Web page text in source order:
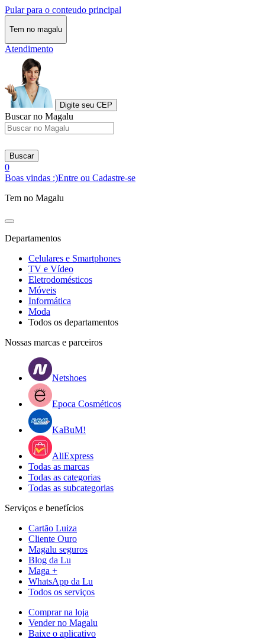
Pular para o conteudo principal
Tem no magalu
Atendimento
Digite seu CEP
Buscar no Magalu
Buscar
0
Boas vindas :)Entre ou Cadastre-se
Tem no Magalu
Departamentos
Celulares e Smartphones
TV e Vídeo
Eletrodomésticos
Móveis
Informática
Moda
Todos os departamentos
Nossas marcas e parceiros
Netshoes
Epoca Cosméticos
KaBuM!
AliExpress
Todas as marcas
Todas as categorias
Todas as subcategorias
Serviços e benefícios
Cartão Luiza
Cliente Ouro
Magalu seguros
Blog da Lu
Maga +
WhatsApp da Lu
Todos os serviços
Comprar na loja
Vender no Magalu
Baixe o aplicativo